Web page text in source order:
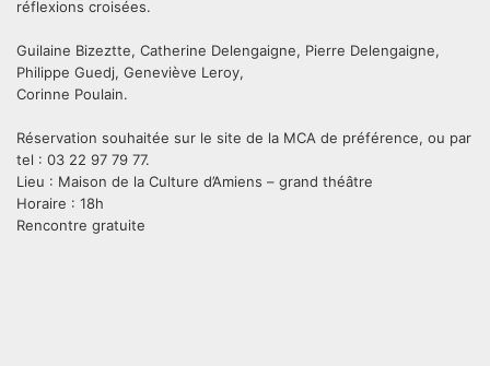
réflexions croisées.
Guilaine Bizeztte, Catherine Delengaigne, Pierre Delengaigne,
Philippe Guedj, Geneviève Leroy,
Corinne Poulain.
Réservation souhaitée sur le site de la MCA de préférence, ou par
tel : 03 22 97 79 77.
Lieu : Maison de la Culture d’Amiens – grand théâtre
Horaire : 18h
Rencontre gratuite